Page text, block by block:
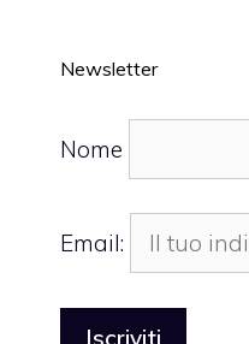
Newsletter
Nome
Email: